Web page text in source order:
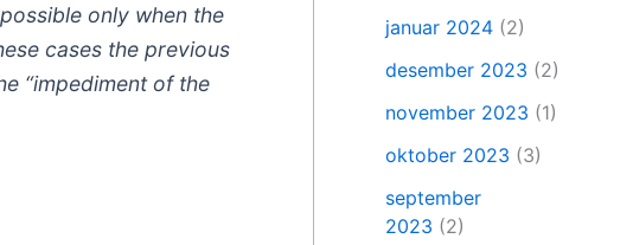
only when the
cases the previous
“impediment of the
januar 2024 (2)
desember 2023 (2)
november 2023 (1)
oktober 2023 (3)
september
2023 (2)